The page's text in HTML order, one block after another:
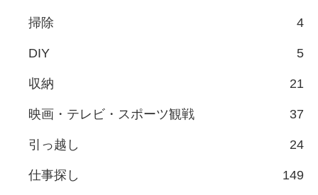
掃除 4
DIY 5
収納 21
映画・テレビ・スポーツ観戦 37
引っ越し 24
仕事探し 149